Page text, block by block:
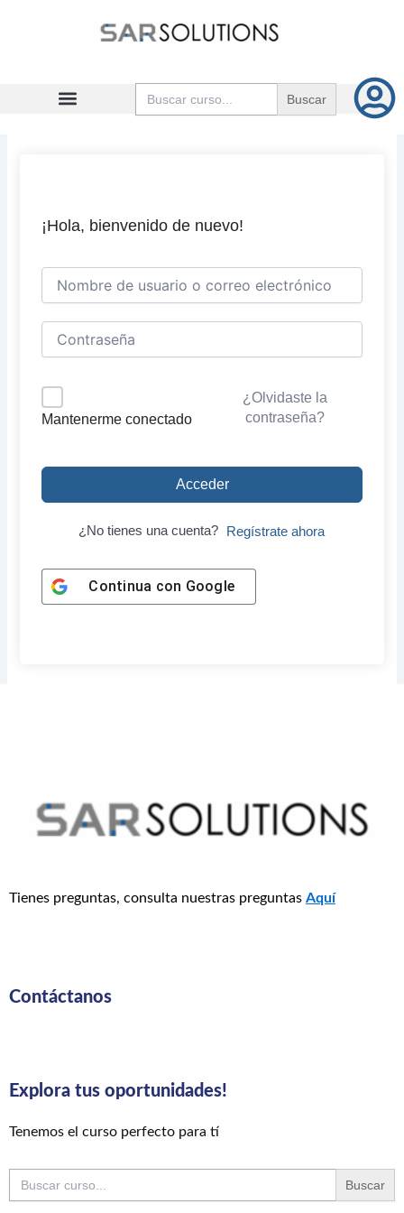
Buscar:
¡Hola, bienvenido de nuevo!
Mantenerme conectado
¿Olvidaste la
contraseña?
Acceder
¿No tienes una cuenta? Regístrate ahora
Continua con Google
Tienes preguntas, consulta nuestras preguntas Aquí
Contáctanos
Explora tus oportunidades!
Tenemos el curso perfecto para tí
Buscar: